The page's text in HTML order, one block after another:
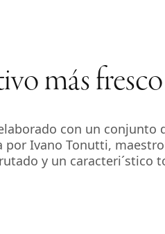
más
con un conjunto
por Ivano Tonutti,
y un caracteri´stico